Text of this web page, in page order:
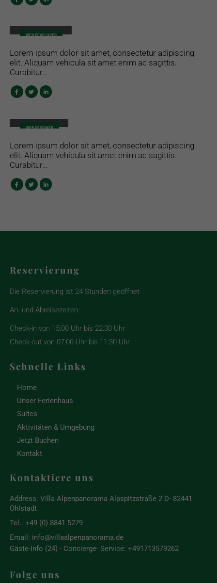
WEB DEVELOPER
Lorem ipsum dolor sit amet, consectetur adipiscing
elit. Aliquam vehicula sit amet enim ac sagittis.
Curabitur…
WEB DESIGNER
Lorem ipsum dolor sit amet, consectetur adipiscing
elit. Aliquam vehicula sit amet enim ac sagittis.
Curabitur…
Reservierung
Die Reservierung ist 24 Stunden geöffnet
An- und Abreisezeiten
Check-in von 15:00 Uhr bis 22:30 Uhr
Check-out von 07:00 Uhr bis 11:30 Uhr
Schnelle Links
Home
Unser Ferienhaus
Suites
Aktivitäten & Umgebung
Jetzt Buchen
Kontakt
Kontaktiere uns
Address: Villa Alpenpanorama Alpspitzstraße 2 D- 82441
Ohlstadt
Tel.: +49 (0) 8841 5279
Email: info@villaalpenpanorama.de
Gäste-Info (24) - Concierge- Service: +491713579262
Folge uns